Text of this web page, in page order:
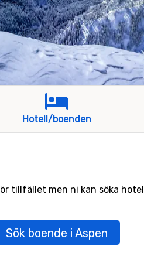
Hotell/boenden
tillfället men ni kan söka
Sök boende i Aspen